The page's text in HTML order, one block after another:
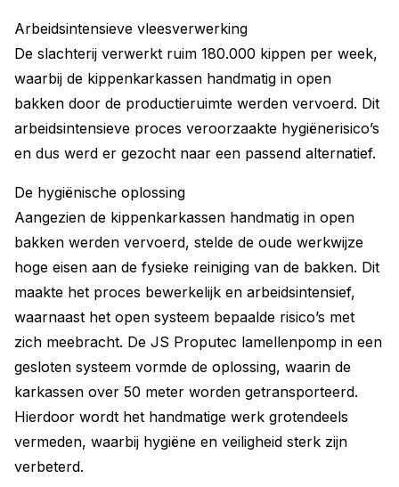
Arbeidsintensieve vleesverwerking
De slachterij verwerkt ruim 180.000 kippen per week,
waarbij de kippenkarkassen handmatig in open
bakken door de productieruimte werden vervoerd. Dit
arbeidsintensieve proces veroorzaakte hygiënerisico’s
en dus werd er gezocht naar een passend alternatief.
De hygiënische oplossing
Aangezien de kippenkarkassen handmatig in open
bakken werden vervoerd, stelde de oude werkwijze
hoge eisen aan de fysieke reiniging van de bakken. Dit
maakte het proces bewerkelijk en arbeidsintensief,
waarnaast het open systeem bepaalde risico’s met
zich meebracht. De JS Proputec lamellenpomp in een
gesloten systeem vormde de oplossing, waarin de
karkassen over 50 meter worden getransporteerd.
Hierdoor wordt het handmatige werk grotendeels
vermeden, waarbij hygiëne en veiligheid sterk zijn
verbeterd.